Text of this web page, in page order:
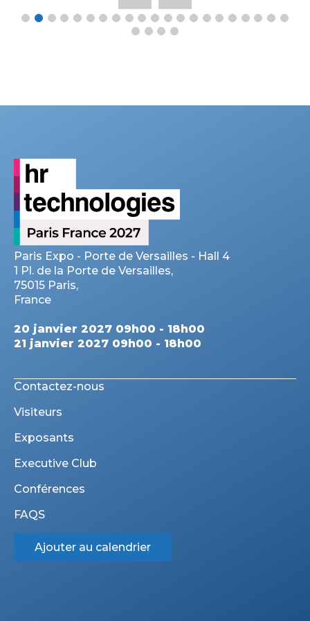
Paris Expo - Porte de Versailles - Hall 4
1 Pl. de la Porte de Versailles,
75015 Paris,
France
20 janvier 2027 09h00 - 18h00
21 janvier 2027 09h00 - 18h00
Contactez-nous
Visiteurs
Exposants
Executive Club
Conférences
FAQS
Ajouter au calendrier